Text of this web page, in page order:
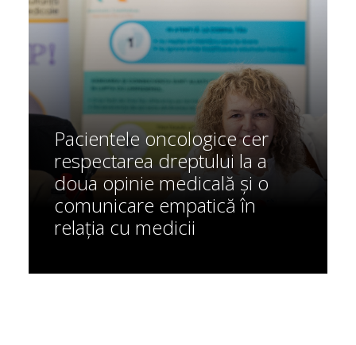
Pacientele oncologice cer
respectarea dreptului la a
doua opinie medicală și o
comunicare empatică în
relația cu medicii